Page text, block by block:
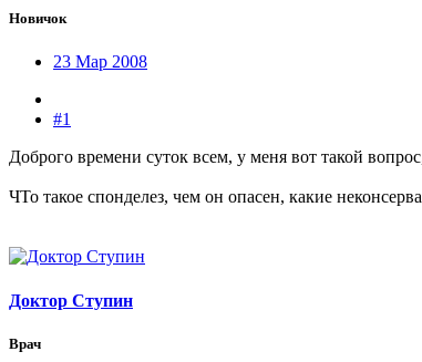
Новичок
23 Мар 2008
#1
Доброго времени суток всем, у меня вот такой
ЧТо такое спонделез, чем он опасен, какие
Доктор Ступин
Врач